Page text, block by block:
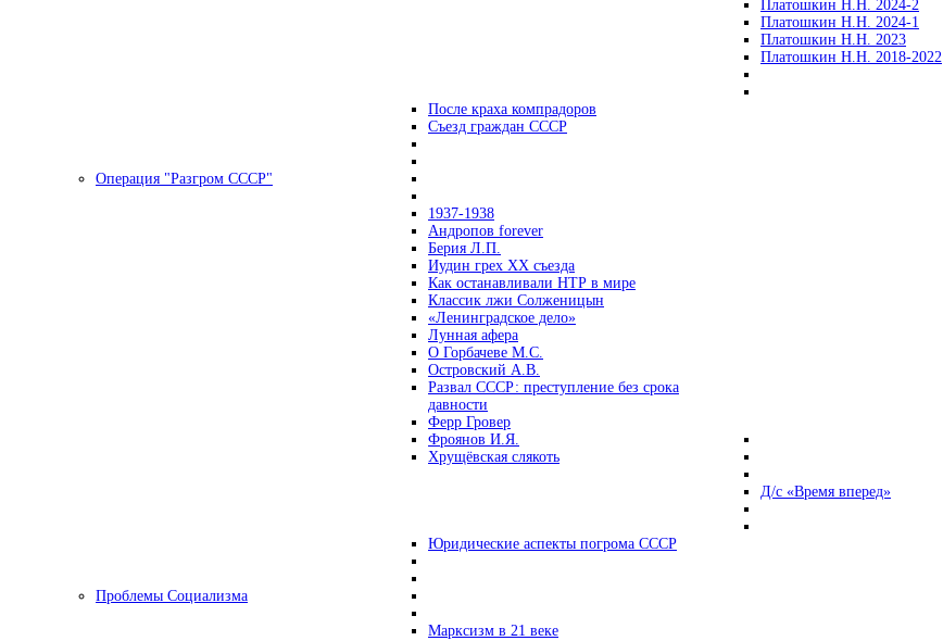
Платошкин Н.Н. 2024-2
Платошкин Н.Н. 2024-1
Платошкин Н.Н. 2023
Платошкин Н.Н. 2018-2022
После краха компрадоров
Съезд граждан СССР
Операция "Разгром СССР"
1937-1938
Андропов forever
Берия Л.П.
Иудин грех ХХ съезда
Как останавливали НТР в мире
Классик лжи Солженицын
«Ленинградское дело»
Лунная афера
О Горбачеве М.С.
Островский А.В.
Развал СССР: преступление без срока
давности
Ферр Гровер
Фроянов И.Я.
Хрущёвская слякоть
Д/с «Время вперед»
Юридические аспекты погрома СССР
Проблемы Социализма
Марксизм в 21 веке